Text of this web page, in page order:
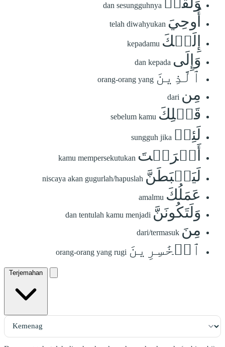
dan sesungguhnya
أُوحِيَ telah diwahyukan
إِلَيۡكَ kepadamu
وَإِلَى dan kepada
ٱلَّذِينَ orang-orang yang
مِن dari
قَبۡلِكَ sebelum kamu
لَئِنۡ sungguh jika
أَشۡرَكۡتَ kamu mempersekutukan
لَيَحۡبَطَنَّ niscaya akan gugurlah/hapuslah
عَمَلُكَ amalmu
وَلَتَكُونَنَّ dan tentulah kamu menjadi
مِنَ dari/termasuk
ٱلۡخَٰسِرِينَ orang-orang yang rugi
Terjemahan